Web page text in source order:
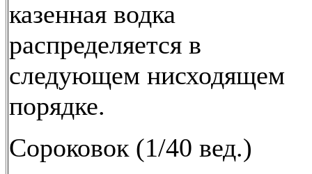
казенная водка
распределяется в
следующем нисходящем
порядке.
Сороковок (1/40 вед.)